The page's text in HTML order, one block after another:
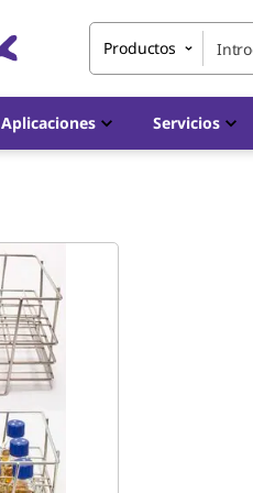
Productos
Aplicaciones Servicios